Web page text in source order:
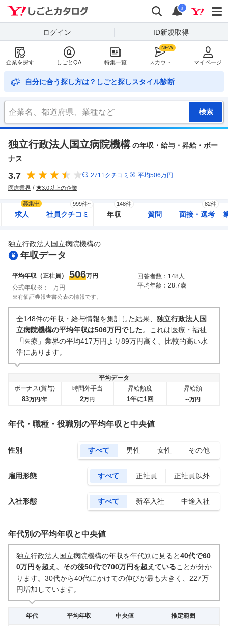
検索
通知
i
ログイン ID新規取得
企業を探す しごとQA 特集一覧 スカウト マイページ
自分に合う探し方は？しごと探しスタイル診断
独立行政法人国立病院機構 の年収・給与・昇給・ボー
ナス
3.7 2711 クチコミ 平均506万円
医療業界 3.0以上の企業
求人
募集中
社員クチコミ
999件~
年収
148件
質問 面接・選考
82件
独立行政法人国立病院機構の
年収データ
平均年収（正社員） 506万円
公式年収※： --万円
回答者数： 148 人
平均年齢：28.7歳
※有価証券報告書公表の情報です。
全148件の年収・給与情報を集計した結果、 独立行政法人国
立病院機構の平均年収は506万円でした。これは医療・福祉
「医療」業界の平均417万円より89万円高く、比較的高い水
準にあります。
平均データ
ボーナス(賞与)
83万円/年
時間外手当
2万円
昇給頻度
1年に1回
昇給額
--万円
年代・職種・役職別の平均年収と中央値
性別 すべて 男性 女性 その他
雇用形態 すべて 正社員 正社員以外
入社形態 すべて 新卒入社 中途入社
年代別の平均年収と中央値
独立行政法人国立病院機構の年収を年代別に見ると40代で60
0万円を超え、その後50代で700万円を超えていることが分か
ります。 30代から40代にかけての伸びが最も大きく、227万
円増加しています。
年代 平均年収 中央値 推定範囲